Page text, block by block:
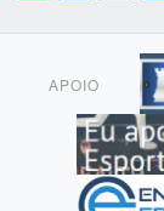
APOIO